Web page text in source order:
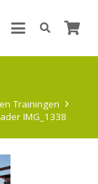
Trainingen
IMG_1338